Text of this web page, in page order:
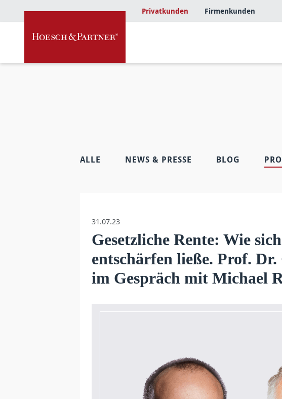
Privatkunden Firmenkunden
ALLE NEWS & PRESSE BLOG
Gesetzliche Rente: Wie
entschärfen ließe. Prof.
im Gespräch mit Michael
31.07.23